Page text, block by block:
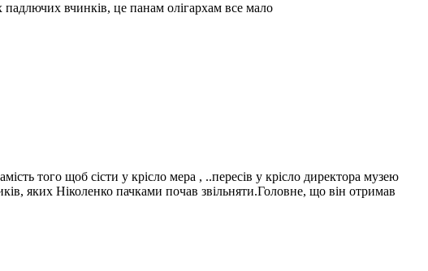
вчинків, це панам олігархам все мало
того щоб сісти у крісло мера , ..пересів у крісло директора музею
яких Ніколенко пачками почав звільняти.Головне, що він отримав